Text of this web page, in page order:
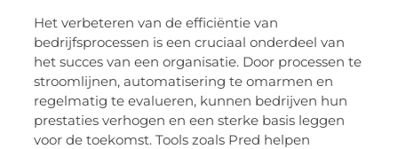
Het verbeteren van de efficiëntie van
bedrijfsprocessen is een cruciaal onderdeel van
het succes van een organisatie. Door processen te
stroomlijnen, automatisering te omarmen en
regelmatig te evalueren, kunnen bedrijven hun
prestaties verhogen en een sterke basis leggen
voor de toekomst. Tools zoals Pred helpen